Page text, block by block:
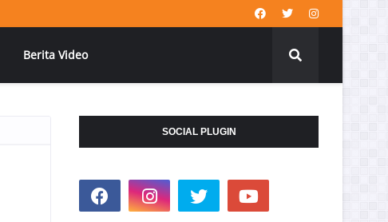
Berita Video
SOCIAL PLUGIN